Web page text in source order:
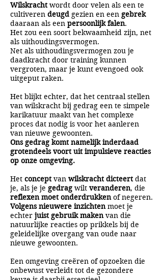
Wilskrachtwordt door velen als een te
cultiveren deugd gezien en een gebrek
daaraan als een persoonlijk falen.
Het zou een soort bekwaamheid zijn, net
als uithoudingsvermogen.
Net als uithoudingsvermogen zou je
daadkracht door training kunnen
vergroten, maar je kunt evengoed ook
uitgeput raken.
Het blijkt echter, dat het centraal stellen
van wilskracht bij gedrag een te simpele
karikatuur maakt van het complexe
proces dat nodig is voor het aanleren
van nieuwe gewoonten.
Ons gedrag komt namelijk inderdaad
grotendeels voort uit impulsieve reacties
op onze omgeving.
Het conceptvan wilskracht dicteertdat
je, als je je gedrag wilt veranderen, die
reflexen moet onderdrukkenof negeren.
Volgens nieuwere inzichtenmoet je
echter juist gebruik makenvan die
natuurlijke reacties op prikkels bij de
geleidelijke overgang van oude naar
nieuwe gewoonten.
Een omgeving creëren of opzoeken die
onbewust verleidt tot de gezondere